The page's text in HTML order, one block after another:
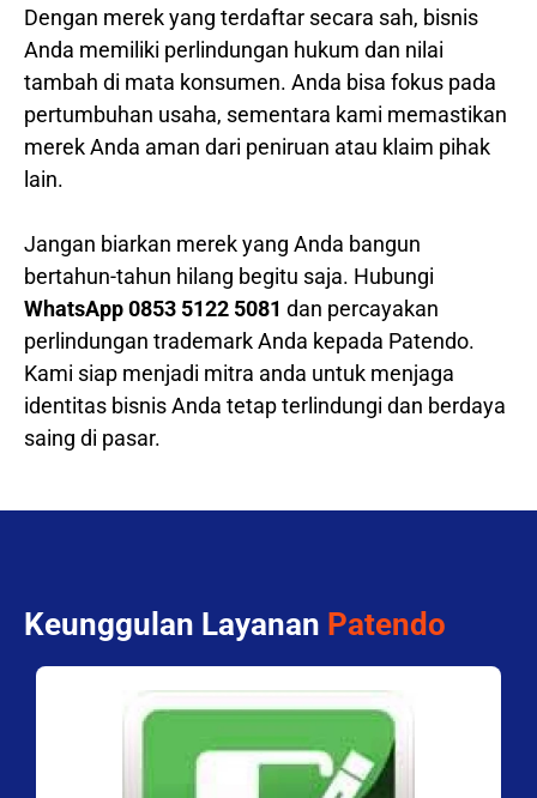
Dengan merek yang terdaftar secara sah, bisnis
Anda memiliki perlindungan hukum dan nilai
tambah di mata konsumen. Anda bisa fokus pada
pertumbuhan usaha, sementara kami memastikan
merek Anda aman dari peniruan atau klaim pihak
lain.
Jangan biarkan merek yang Anda bangun
bertahun-tahun hilang begitu saja. Hubungi
WhatsApp 0853 5122 5081 dan percayakan
perlindungan trademark Anda kepada Patendo.
Kami siap menjadi mitra anda untuk menjaga
identitas bisnis Anda tetap terlindungi dan berdaya
saing di pasar.
Keunggulan Layanan Patendo